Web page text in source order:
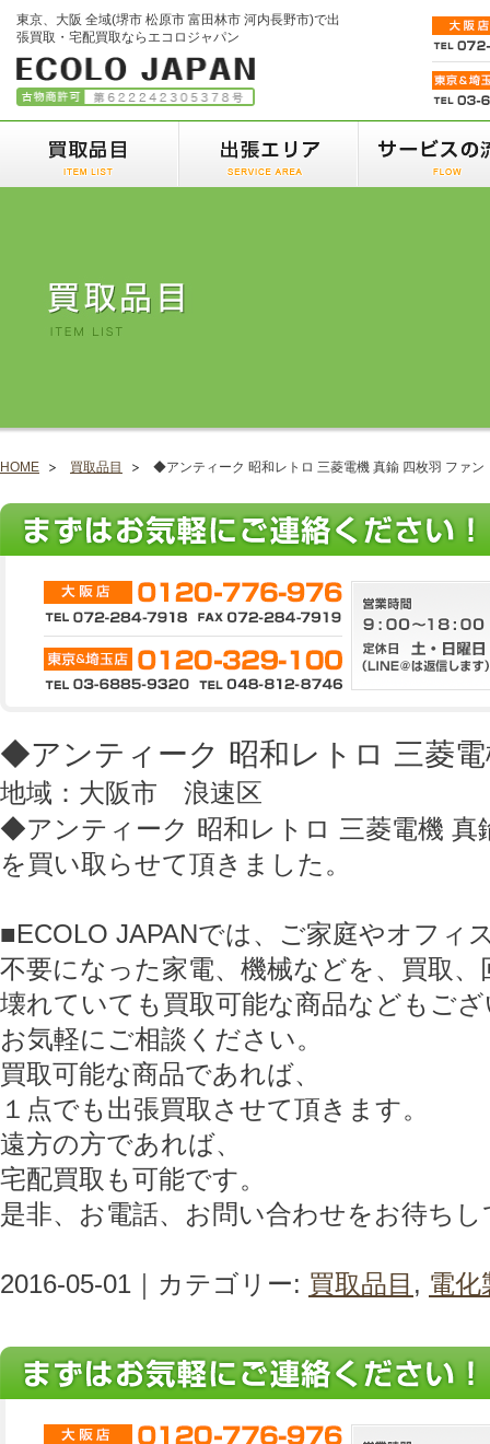
東京、大阪 全域(堺市 松原市 富田林市 河内長野市)で出
張買取・宅配買取ならエコロジャパン
HOME 買取品目 ◆アンティーク 昭和レトロ 三菱電機 真鍮 四枚羽 ファン
◆アンティーク 昭和レトロ 三菱
地域：大阪市 浪速区
◆アンティーク 昭和レトロ 三菱電機 真
を買い取らせて頂きました。
■ECOLO JAPANでは、ご家庭やオフィ
不要になった家電、機械などを、買取
壊れていても買取可能な商品などもご
お気軽にご相談ください。
買取可能な商品であれば、
１点でも出張買取させて頂きます。
遠方の方であれば、
宅配買取も可能です。
是非、お電話、お問い合わせをお待ち
2016-05-01｜カテゴリー: 買取品目 , 電化